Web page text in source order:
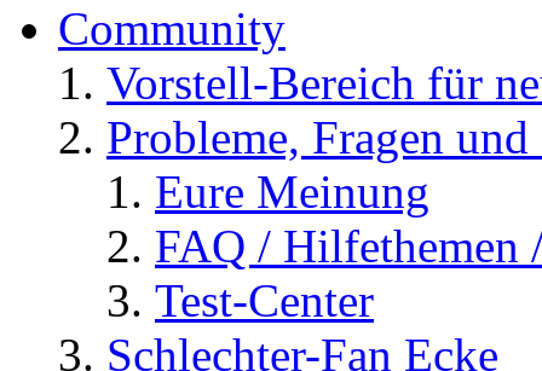
Community
Vorstell-Bereich für
Probleme, Fragen
Eure Meinung
FAQ / Hilfethemen
Test-Center
Schlechter-Fan Ecke